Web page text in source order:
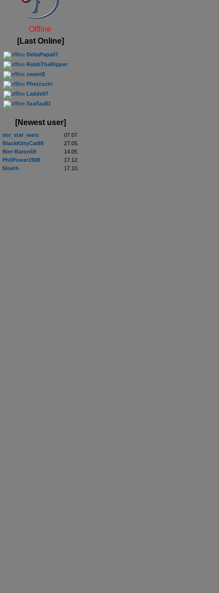
Offline
[Last Online]
DeltaPapa07
RobbTheRipper
zwantE
Pfretzschi
Ladde07
SzaSza81
[Newest user]
der_star_wars
07.07.
BlackKittyCat89
27.05.
Bier-Baron69
14.05.
PhilPower1908
17.12.
Niseth
17.10.